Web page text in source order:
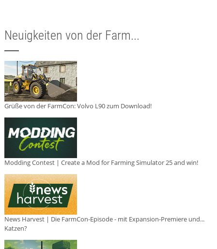
Neuigkeiten von der Farm...
Grüße von der FarmCon: Volvo L90 zum Download!
Modding Contest | Create a Mod for Farming Simulator 25 and win!
News Harvest | Die FarmCon-Episode - mit Expansion-Premiere und...
Katzen?